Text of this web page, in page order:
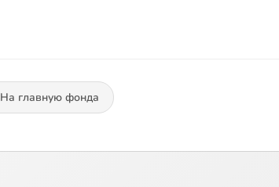
На главную фонда